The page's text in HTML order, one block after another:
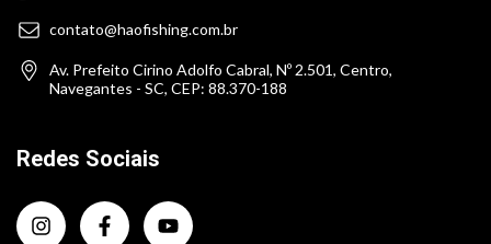
contato@haofishing.com.br
Av. Prefeito Cirino Adolfo Cabral, Nº 2.501, Centro,
Navegantes - SC, CEP: 88.370-188
Redes Sociais